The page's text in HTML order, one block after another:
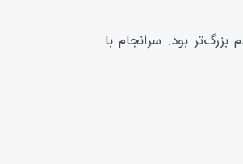
بود. سرانجام با